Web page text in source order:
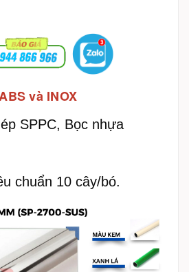
và INOX
SPPC, Bọc nhựa
chuẩn 10 cây/bó.